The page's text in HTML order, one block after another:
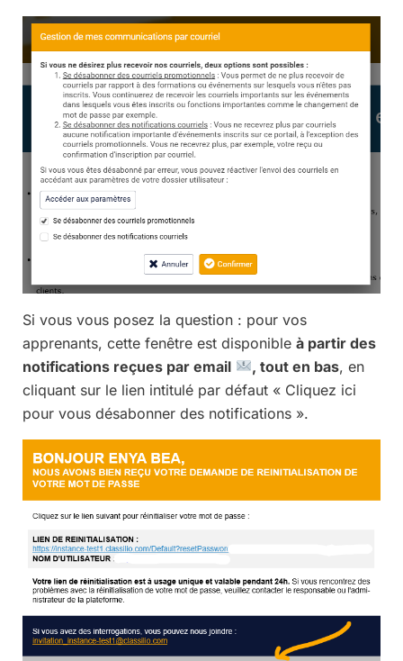
Si vous vous posez la question : pour vos
apprenants, cette fenêtre est disponible à partir des
notifications reçues par email
, tout en bas, en
cliquant sur le lien intitulé par défaut « Cliquez ici
pour vous désabonner des notifications ».